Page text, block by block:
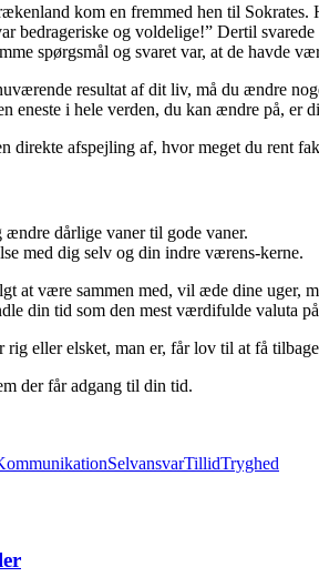
kom en fremmed hen til Sokrates.
bedrageriske og voldelige!” Dertil
spørgsmål og svaret var, at de havde
resultat af dit liv, må du ændre
eneste i hele verden, du kan ændre på,
direkte afspejling af, hvor meget du rent
dårlige vaner til gode vaner.
med dig selv og din indre værens-kerne.
at være sammen med, vil æde dine uger,
din tid som den mest værdifulde valuta
rig eller elsket, man er, får lov til at få
der får adgang til din tid.
SelvansvarTillidTryghed